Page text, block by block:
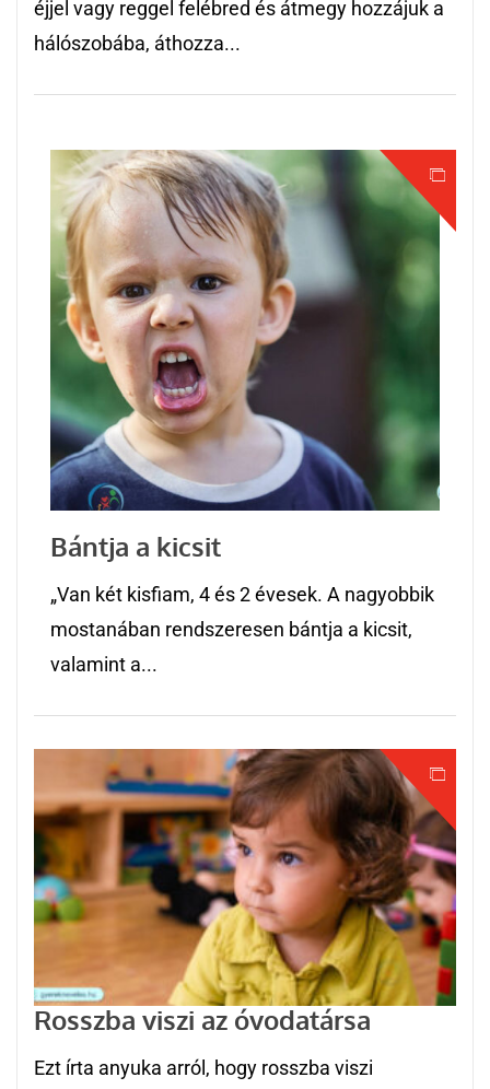
éjjel vagy reggel felébred és átmegy hozzájuk a
hálószobába, áthozza...
Bántja a kicsit
„Van két kisfiam, 4 és 2 évesek. A nagyobbik
mostanában rendszeresen bántja a kicsit,
valamint a...
Rosszba viszi az óvodatársa
Ezt írta anyuka arról, hogy rosszba viszi